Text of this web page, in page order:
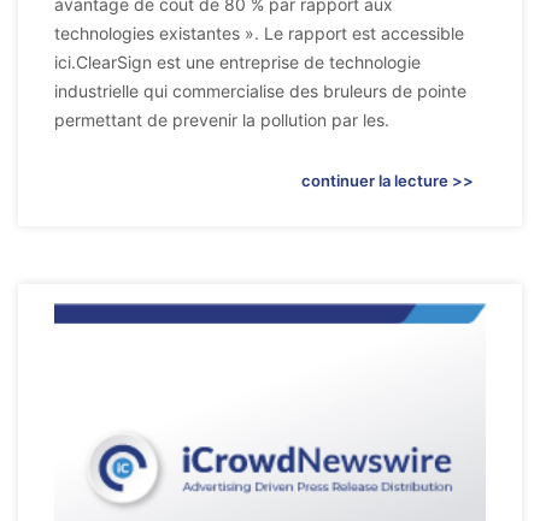
avantage de cout de 80 % par rapport aux
technologies existantes ». Le rapport est accessible
ici.ClearSign est une entreprise de technologie
industrielle qui commercialise des bruleurs de pointe
permettant de prevenir la pollution par les.
continuer la lecture >>